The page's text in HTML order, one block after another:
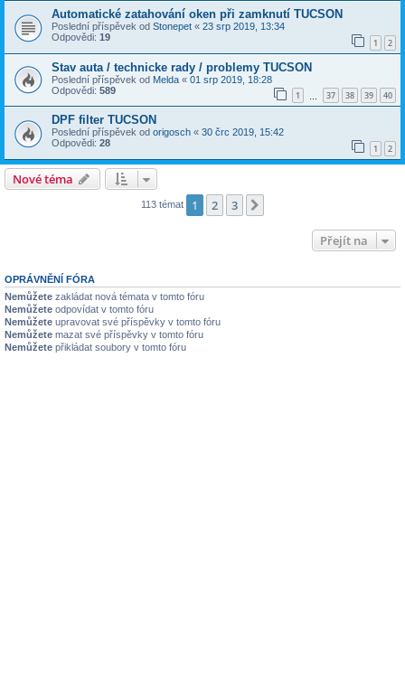
Automatické zatahování oken při zamknutí TUCSON
Poslední příspěvek od Stonepet « 23 srp 2019, 13:34
Odpovědi: 19 1 2
Stav auta / technicke rady / problemy TUCSON
Poslední příspěvek od Melda « 01 srp 2019, 18:28
Odpovědi: 589 1 37 38 39 40
DPF filter TUCSON
Poslední příspěvek od origosch « 30 črc 2019, 15:42
Odpovědi: 28 1 2
Nové téma
113 témat 1 2 3
Přejít na
OPRÁVNĚNÍ FÓRA
Nemůžete zakládat nová témata v tomto fóru
Nemůžete odpovídat v tomto fóru
Nemůžete upravovat své příspěvky v tomto fóru
Nemůžete mazat své příspěvky v tomto fóru
Nemůžete přikládat soubory v tomto fóru